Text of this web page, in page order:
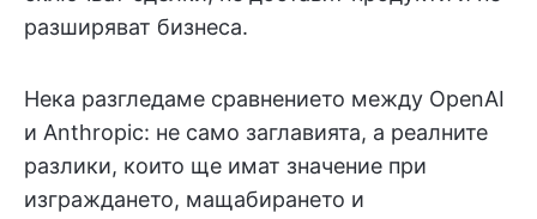
разширяват бизнеса.
Нека разгледаме сравнението между OpenAI
и Anthropic: не само заглавията, а реалните
разлики, които ще имат значение при
изграждането, мащабирането и